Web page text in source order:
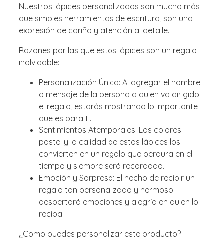
Nuestros lápices personalizados son mucho más
que simples herramientas de escritura, son una
expresión de cariño y atención al detalle.
Razones por las que estos lápices son un regalo
inolvidable:
Personalización Única: Al agregar el nombre
o mensaje de la persona a quien va dirigido
el regalo, estarás mostrando lo importante
que es para ti.
Sentimientos Atemporales: Los colores
pastel y la calidad de estos lápices los
convierten en un regalo que perdura en el
tiempo y siempre será recordado.
Emoción y Sorpresa: El hecho de recibir un
regalo tan personalizado y hermoso
despertará emociones y alegría en quien lo
reciba.
¿Como puedes personalizar este producto?